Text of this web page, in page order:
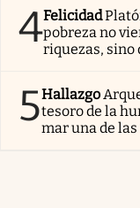
4Felicidad
pobreza no
riquezas, sino
5Hallazgo
tesoro de la
mar una de